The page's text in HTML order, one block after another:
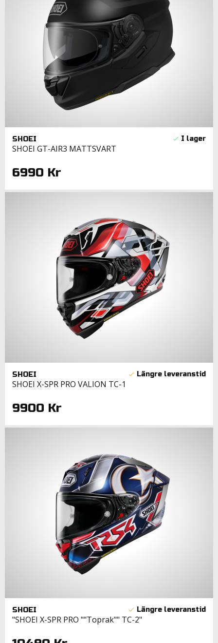
SHOEI
SHOEI GT-AIR3 MATTSVART
6990 Kr
SHOEI
SHOEI X-SPR PRO VALION TC-1
9900 Kr
SHOEI
"SHOEI X-SPR PRO ""Toprak"" TC-2"